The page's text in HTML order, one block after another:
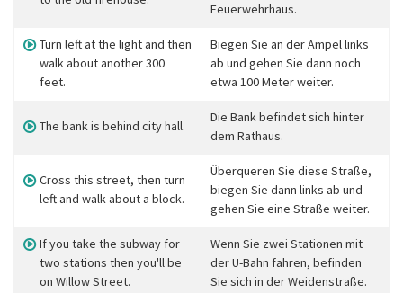
Feuerwehrhaus.
Turn left at the light and then
walk about another 300
feet.
Biegen Sie an der Ampel links
ab und gehen Sie dann noch
etwa 100 Meter weiter.
The bank is behind city hall.
Die Bank befindet sich hinter
dem Rathaus.
Cross this street, then turn
left and walk about a block.
Überqueren Sie diese Straße,
biegen Sie dann links ab und
gehen Sie eine Straße weiter.
If you take the subway for
two stations then you'll be
on Willow Street.
Wenn Sie zwei Stationen mit
der U-Bahn fahren, befinden
Sie sich in der Weidenstraße.